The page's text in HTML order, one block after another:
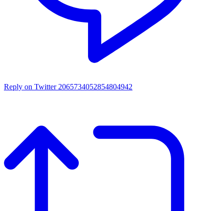
Reply on Twitter 2065734052854804942